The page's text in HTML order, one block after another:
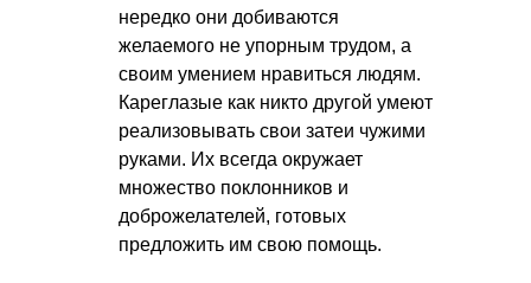
нередко они добиваются
желаемого не упорным трудом, а
своим умением нравиться людям.
Кареглазые как никто другой умеют
реализовывать свои затеи чужими
руками. Их всегда окружает
множество поклонников и
доброжелателей, готовых
предложить им свою помощь.